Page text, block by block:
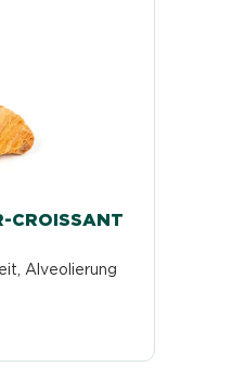
CROISSANT
Alveolierung